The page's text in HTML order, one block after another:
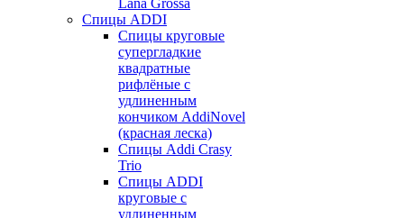
Lana Grossa
Спицы ADDI
Спицы круговые
супергладкие
квадратные
рифлёные с
удлиненным
кончиком AddiNovel
(красная леска)
Спицы Addi Crasy
Trio
Спицы ADDI
круговые с
удлиненным